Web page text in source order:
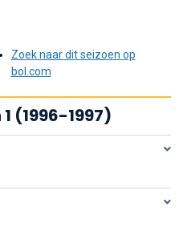
Zoek naar dit seizoen op
bol.com
(1996-1997)